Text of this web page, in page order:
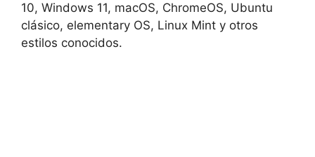
10, Windows 11, macOS, ChromeOS, Ubuntu
clásico, elementary OS, Linux Mint y otros
estilos conocidos.